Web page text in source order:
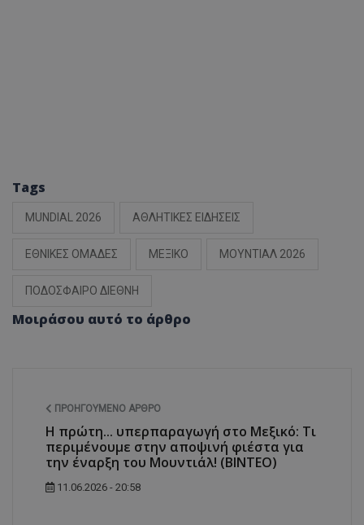
Tags
MUNDIAL 2026 ΑΘΛΗΤΙΚΕΣ ΕΙΔΗΣΕΙΣ
ΕΘΝΙΚΕΣ ΟΜΑΔΕΣ ΜΕΞΙΚΟ ΜΟΥΝΤΙΑΛ 2026
ΠΟΔΟΣΦΑΙΡΟ ΔΙΕΘΝΗ
Μοιράσου αυτό το άρθρο
ΠΡΟΗΓΟΎΜΕΝΟ ΆΡΘΡΟ
Η πρώτη... υπερπαραγωγή στο Μεξικό: Τι
περιμένουμε στην αποψινή φιέστα για
την έναρξη του Μουντιάλ! (ΒΙΝΤΕΟ)
11.06.2026 - 20:58